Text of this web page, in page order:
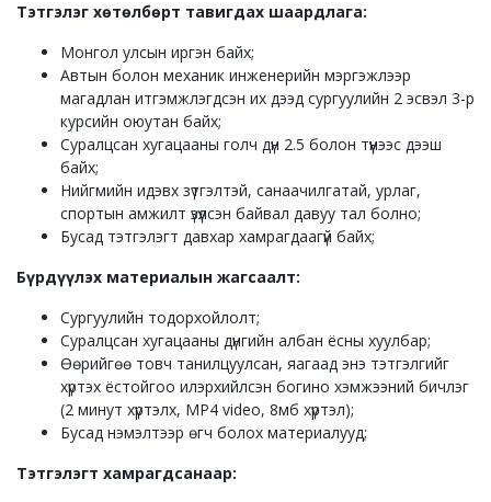
Тэтгэлэг хөтөлбөрт тавигдах шаардлага:
Монгол улсын иргэн байх;
Автын болон механик инженерийн мэргэжлээр
магадлан итгэмжлэгдсэн их дээд сургуулийн 2 эсвэл 3-р
курсийн оюутан байх;
Суралцсан хугацааны голч дүн 2.5 болон түүнээс дээш
байх;
Нийгмийн идэвх зүтгэлтэй, санаачилгатай, урлаг,
спортын амжилт үзүүлсэн байвал давуу тал болно;
Бусад тэтгэлэгт давхар хамрагдаагүй байх;
Бүрдүүлэх материалын жагсаалт:
Сургуулийн тодорхойлолт;
Суралцсан хугацааны дүнгийн албан ёсны хуулбар;
Өөрийгөө товч танилцуулсан, яагаад энэ тэтгэлгийг
хүртэх ёстойгоо илэрхийлсэн богино хэмжээний бичлэг
(2 минут хүртэлх, MP4 video, 8мб хүртэл);
Бусад нэмэлтээр өгч болох материалууд;
Тэтгэлэгт хамрагдсанаар: